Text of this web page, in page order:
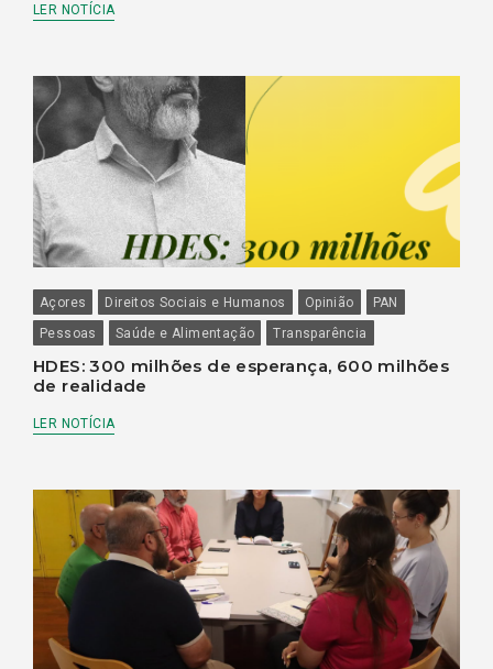
LER NOTÍCIA
Açores Direitos Sociais e Humanos Opinião
PAN
Pessoas
Saúde e Alimentação Transparência
HDES: 300 milhões de esperança, 600 milhões
de realidade
LER NOTÍCIA